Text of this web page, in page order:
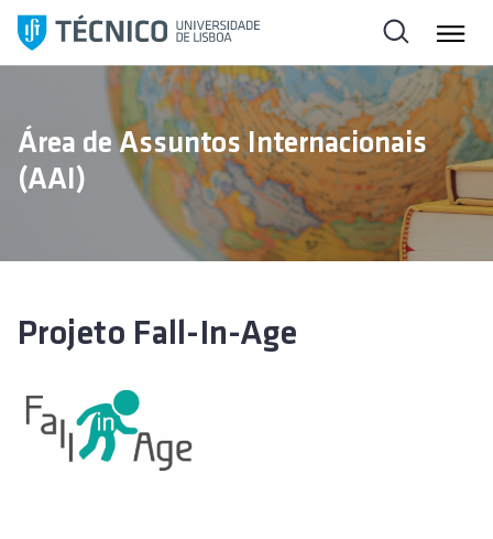
l
a
Área de Assuntos Internacionais
(AAI)
Projeto Fall-In-Age